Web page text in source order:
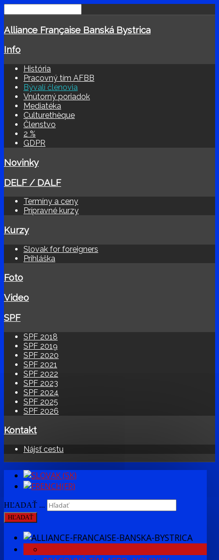
Alliance Française Banská Bystrica
Info
História
Pracovný tím AFBB
Bývalí členovia
Vnútorný poriadok
Mediatéka
Culturethèque
Členstvo
2 %
GDPR
Novinky
DELF / DALF
Termíny a ceny
Prípravné kurzy
Kurzy
Slovak for foreigners
Prihláška
Foto
Video
SPF
SPF 2018
SPF 2019
SPF 2020
SPF 2021
SPF 2022
SPF 2023
SPF 2024
SPF 2025
SPF 2026
Kontakt
Nájsť cestu
HĽADAŤ ...
HĽADAŤ